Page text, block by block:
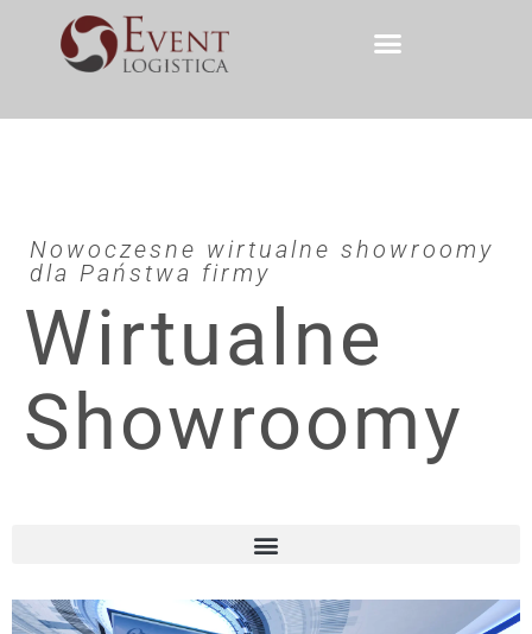
Nowoczesne wirtualne showroomy
dla Państwa firmy
Wirtualne
Showroomy